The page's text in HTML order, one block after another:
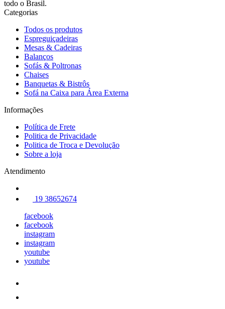
todo o Brasil.
Categorias
Todos os produtos
Espreguiçadeiras
Mesas & Cadeiras
Balanços
Sofás & Poltronas
Chaises
Banquetas & Bistrôs
Sofá na Caixa para Área Externa
Informações
Política de Frete
Politica de Privacidade
Politica de Troca e Devolução
Sobre a loja
Atendimento
19 38652674
facebook
facebook
instagram
instagram
youtube
youtube